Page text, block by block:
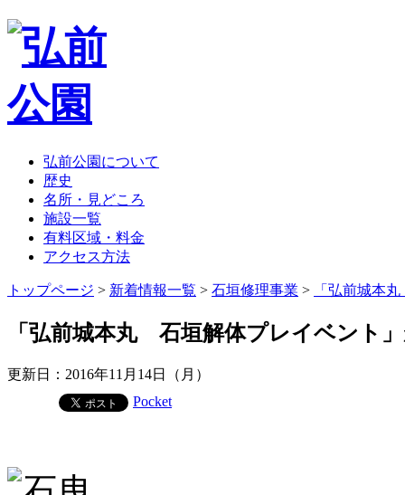
弘前公園について
歴史
名所・見どころ
施設一覧
有料区域・料金
アクセス方法
トップページ > 新着情報一覧 > 石垣修理事業 > 「弘前城本
「弘前城本丸 石垣解体プレイベント
更新日：2016年11月14日（月）
Pocket